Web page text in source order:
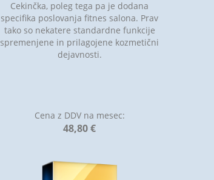
Cekinčka, poleg tega pa je dodana
specifika poslovanja fitnes salona. Prav
tako so nekatere standardne funkcije
spremenjene in prilagojene kozmetični
dejavnosti.
Cena z DDV na mesec:
48,80 €